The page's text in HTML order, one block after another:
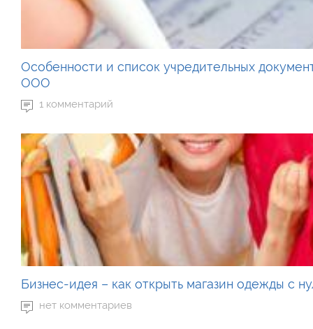
Особенности и список учредительных
ООО
1 комментарий
Бизнес-идея – как открыть магазин одежды с
нет комментариев